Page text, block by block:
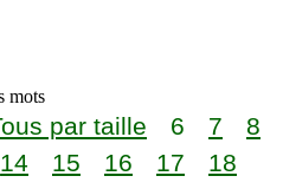
mots
par taille 6 7
8
14 15 16 17
18